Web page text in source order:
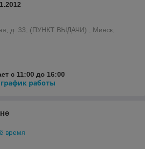
д. 33, (ПУНКТ ВЫДАЧИ) , Минск,
с 11:00 до 16:00
работы
время